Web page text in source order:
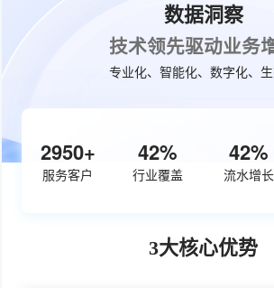
数据洞察
技术领先驱动业务
专业化、智能化、数字化、
3770+
服务客户
53%
行业覆盖
50%
流水增长
3大核心优势